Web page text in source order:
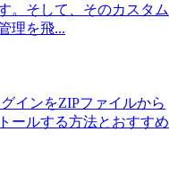
。そして、そのカスタム
理を飛...
グインをZIPファイルから
ールする方法とおすすめ